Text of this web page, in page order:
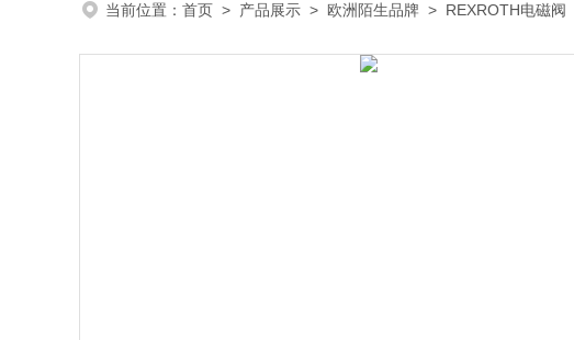
当前位置： 首页 > 产品展示 > 欧洲陌生品牌 > REXROTH电磁阀